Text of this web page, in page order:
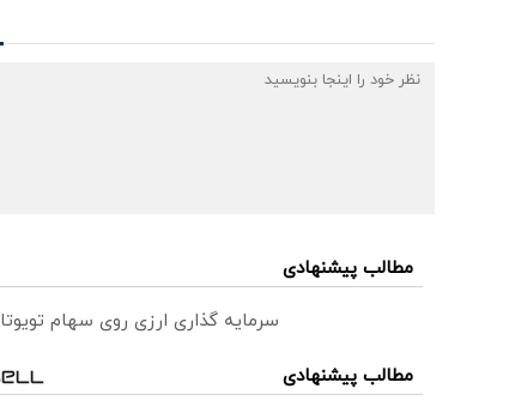
مطالب پیشنهادی
سرمایه گذاری ارزی روی سهام
مطالب پیشنهادی